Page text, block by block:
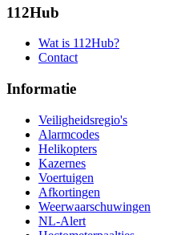
112Hub
Wat is 112Hub?
Contact
Informatie
Veiligheidsregio's
Alarmcodes
Helikopters
Kazernes
Voertuigen
Afkortingen
Weerwaarschuwingen
NL-Alert